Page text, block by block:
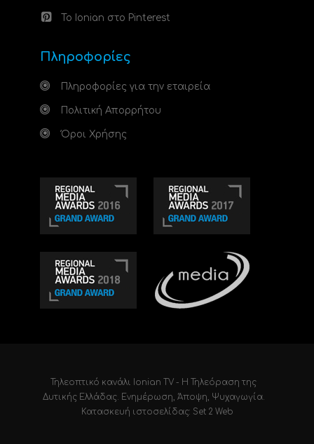
Το Ionian στο Pinterest
Πληροφορίες
Πληροφορίες για την εταιρεία
Πολιτική Απορρήτου
Όροι Χρήσης
Τηλεοπτικό κανάλι Ionian TV - Η Τηλεόραση της
Δυτικής Ελλάδας. Ενημέρωση, Άποψη, Ψυχαγωγία.
Κατασκευή ιστοσελίδας: Set 2 Web